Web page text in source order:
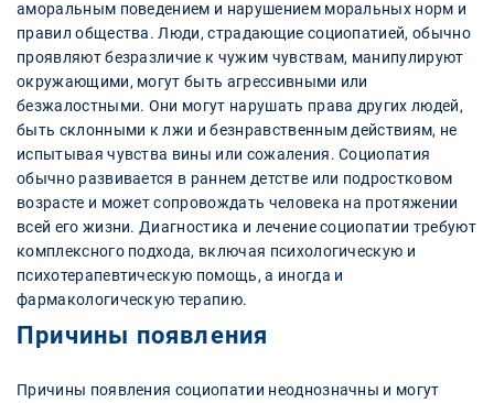
аморальным поведением и нарушением моральных норм и
правил общества. Люди, страдающие социопатией, обычно
проявляют безразличие к чужим чувствам, манипулируют
окружающими, могут быть агрессивными или
безжалостными. Они могут нарушать права других людей,
быть склонными к лжи и безнравственным действиям, не
испытывая чувства вины или сожаления. Социопатия
обычно развивается в раннем детстве или подростковом
возрасте и может сопровождать человека на протяжении
всей его жизни. Диагностика и лечение социопатии требуют
комплексного подхода, включая психологическую и
психотерапевтическую помощь, а иногда и
фармакологическую терапию.
Причины появления
Причины появления социопатии неоднозначны и могут